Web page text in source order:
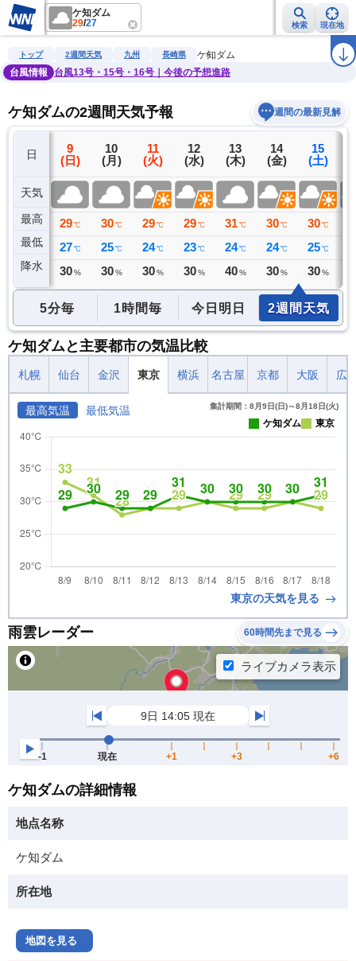
ケ知ダム
29/27 検索 現在地
雨雲レーダー 台風情報 地震情報 警報・注意報 ラ
トップ 2週間天気 九州 長崎県
ケ知ダム
台風情報
台風13号・15号・16号｜今後の予想進路
ケ知ダムの2週間天気予報 週間の最新見解
日
天気
最高
最低
降水
8
(土)
32 ℃
28 ℃
0 ミリ
9
(日)
29 ℃
27 ℃
30 %
10
(月)
30 ℃
25 ℃
30 %
11
(火)
29 ℃
24 ℃
30 %
12
(水)
29 ℃
23 ℃
30 %
13
(木)
31 ℃
24 ℃
40 %
14
(金)
30 ℃
24 ℃
30 %
15
(土)
30 ℃
25 ℃
30 %
5分毎 1時間毎 今日明日 2週間天気
ケ知ダムと主要都市の気温比較
札幌 仙台 金沢 東京 横浜 名古屋 京都 大阪 広
最高気温 最低気温 集計期間：8月9日(日)～8月18日(火)
ケ知ダム 東京
東京の天気を見る
雨雲レーダー 60時間先まで見る
ケ知ダムの詳細情報
地点名称
ケ知ダム
所在地
地図を見る